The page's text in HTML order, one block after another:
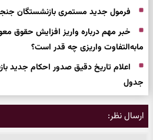
فرمول جدید مستمری بازنشستگان
خبر مهم درباره واریز افزایش حقوق
مابه‌التفاوت واریزی چه قدر است؟
اعلام تاریخ دقیق صدور احکام جدید
جدول
ارسال نظر: